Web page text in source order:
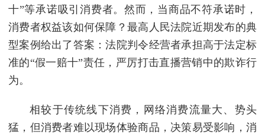
十”等承诺吸引消费者。然而，当商品不符承诺时，
消费者权益该如何保障？最高人民法院近期发布的典
型案例给出了答案：法院判令经营者承担高于法定标
准的“假一赔十”责任，严厉打击直播营销中的欺诈行
为。
相较于传统线下消费，网络消费流量大、势头
猛，但消费者难以现场体验商品，决策易受影响，消